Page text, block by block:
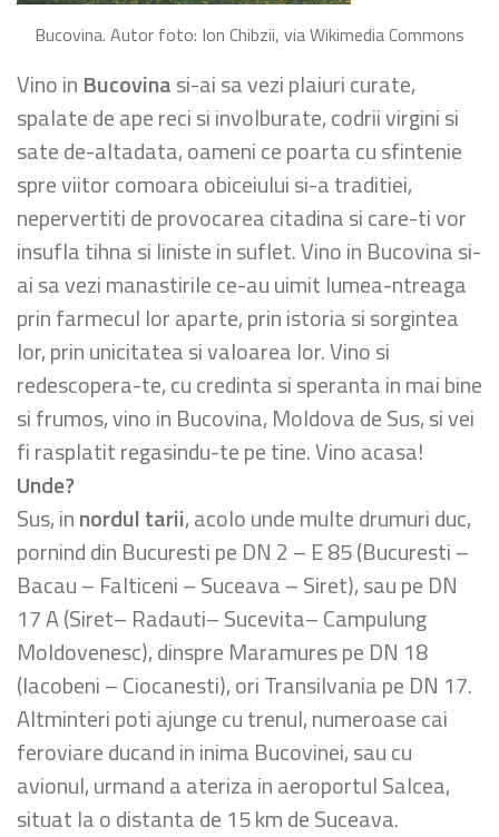
Bucovina. Autor foto: Ion Chibzii, via Wikimedia Commons
Vino in Bucovinasi-ai sa vezi plaiuri curate,
spalate de ape reci si involburate, codrii virgini si
sate de-altadata, oameni ce poarta cu sfintenie
spre viitor comoara obiceiului si-a traditiei,
nepervertiti de provocarea citadina si care-ti vor
insufla tihna si liniste in suflet. Vino in Bucovina si-
ai sa vezi manastirile ce-au uimit lumea-ntreaga
prin farmecul lor aparte, prin istoria si sorgintea
lor, prin unicitatea si valoarea lor. Vino si
redescopera-te, cu credinta si speranta in mai bine
si frumos, vino in Bucovina, Moldova de Sus, si vei
fi rasplatit regasindu-te pe tine. Vino acasa!
Unde?
Sus, innordul tarii, acolo unde multe drumuri duc,
pornind din Bucuresti pe DN 2 – E 85 (Bucuresti –
Bacau – Falticeni – Suceava – Siret), sau pe DN
17 A (Siret– Radauti– Sucevita– Campulung
Moldovenesc), dinspre Maramures pe DN 18
(Iacobeni – Ciocanesti), ori Transilvania pe DN 17.
Altminteri poti ajunge cu trenul, numeroase cai
feroviare ducand in inima Bucovinei, sau cu
avionul, urmand a ateriza in aeroportul Salcea,
situat la o distanta de 15 km de Suceava.